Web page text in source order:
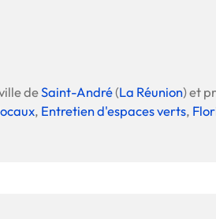
deSaint-André(La Réunion) et
, Entretien d'espaces verts,